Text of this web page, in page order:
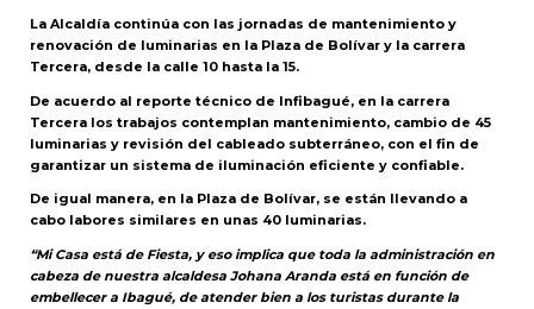
La Alcaldía continúa con las jornadas de mantenimiento y
renovación de luminarias en la Plaza de Bolívar y la carrera
Tercera, desde la calle 10 hasta la 15.
De acuerdo al reporte técnico de Infibagué, en la carrera
Tercera los trabajos contemplan mantenimiento, cambio de 45
luminarias y revisión del cableado subterráneo, con el fin de
garantizar un sistema de iluminación eficiente y confiable.
De igual manera, en la Plaza de Bolívar, se están llevando a
cabo labores similares en unas 40 luminarias.
“Mi Casa está de Fiesta, y eso implica que toda la administración en
cabeza de nuestra alcaldesa Johana Aranda está en función de
embellecer a Ibagué, de atender bien a los turistas durante la